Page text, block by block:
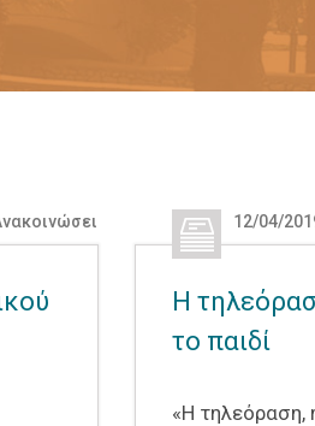
Δελτία Τύπου -12/04/
Η
το παιδί
«Η τηλεόραση,